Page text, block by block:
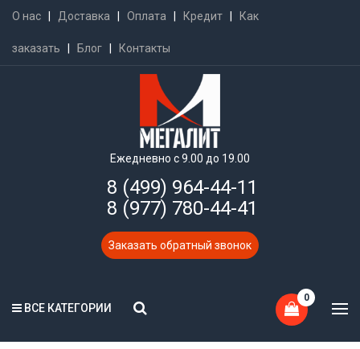
О нас Доставка Оплата Кредит Как
заказать Блог Контакты
Ежедневно с 9.00 до 19.00
8 (499) 964-44-11
8 (977) 780-44-41
Заказать обратный звонок
ВСЕ КАТЕГОРИИ
0